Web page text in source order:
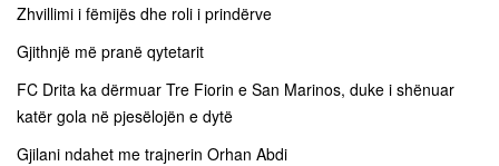
Zhvillimi i fëmijës dhe roli i prindërve
Gjithnjë më pranë qytetarit
FC Drita ka dërmuar Tre Fiorin e San Marinos, duke i shënuar
katër gola në pjesëlojën e dytë
Gjilani ndahet me trajnerin Orhan Abdi